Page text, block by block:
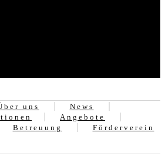
uns
News
Angebote
Betreuung Förderverein